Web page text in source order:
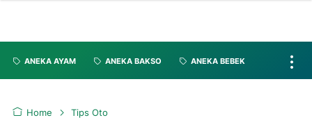
ANEKA AYAM ANEKA BAKSO ANEKA BEBEK
Home Tips Oto